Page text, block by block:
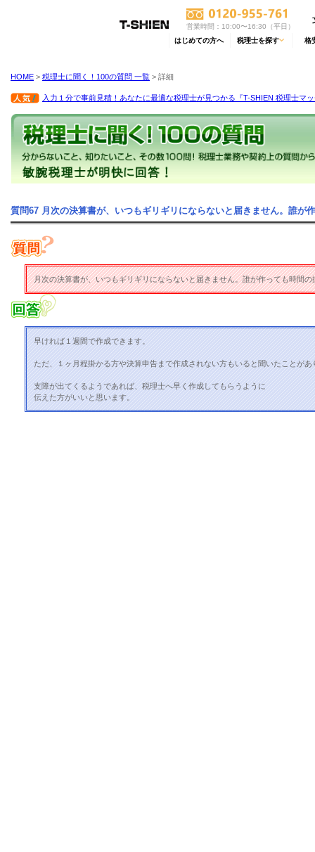
営業時間：10:00〜16:30（平日）
はじめての方へ 税理士を探す 格
HOME > 税理士に聞く！100の質問 一覧 > 詳細
入力１分で事前見積！あなたに最適な税理士が見つかる『T-SHIEN 税理士マ
質問67 月次の決算書が、いつもギリギリにならないと届きません。誰が
月次の決算書が、いつもギリギリにならないと届きません。誰が作っても時間
早ければ１週間で作成できます。
ただ、１ヶ月程掛かる方や決算申告まで作成されない方もいると聞いたことがあ
支障が出てくるようであれば、税理士へ早く作成してもらうように
伝えた方がいいと思います。